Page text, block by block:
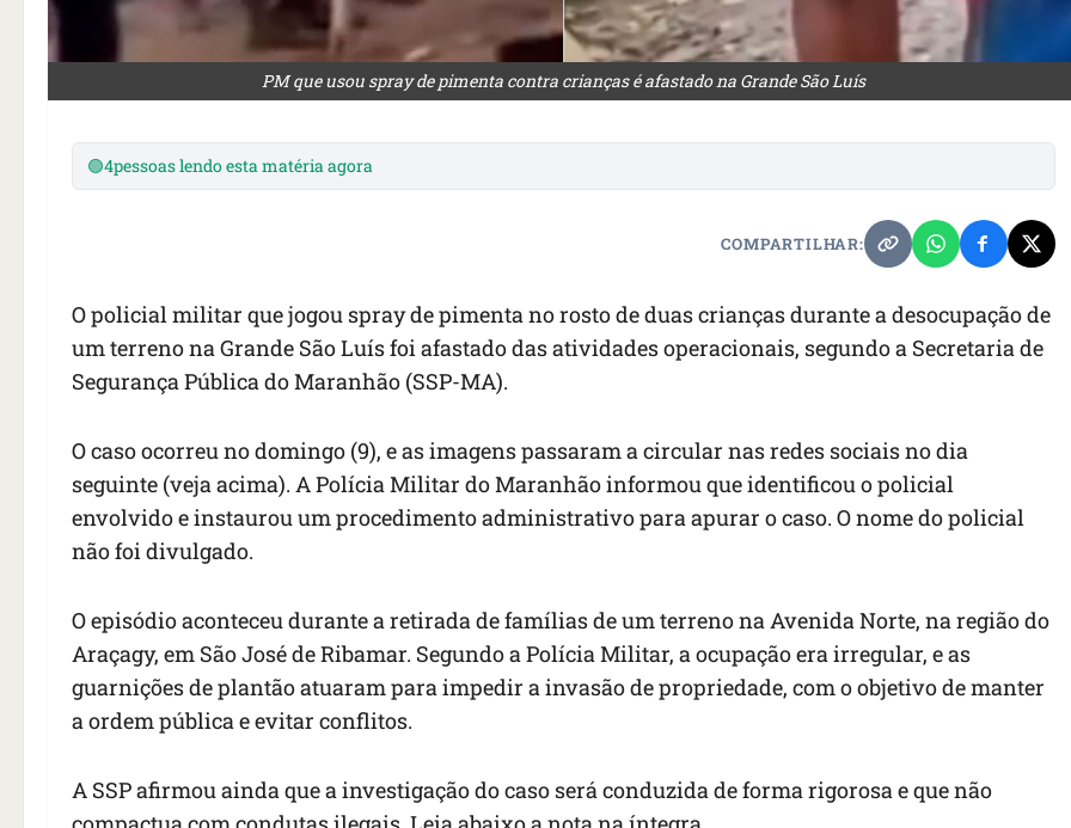
PM que usou spray de pimenta contra crianças é afastado na Grande São Luís
🟢4pessoas lendo esta matéria agora
COMPARTILHAR:
O policial militar que jogou spray de pimenta no rosto de duas crianças durante a desocupação de
um terreno na Grande São Luís foi afastado das atividades operacionais, segundo a Secretaria de
Segurança Pública do Maranhão (SSP-MA).
O caso ocorreu no domingo (9), e as imagens passaram a circular nas redes sociais no dia
seguinte (veja acima). A Polícia Militar do Maranhão informou que identificou o policial
envolvido e instaurou um procedimento administrativo para apurar o caso. O nome do policial
não foi divulgado.
O episódio aconteceu durante a retirada de famílias de um terreno na Avenida Norte, na região do
Araçagy, em São José de Ribamar. Segundo a Polícia Militar, a ocupação era irregular, e as
guarnições de plantão atuaram para impedir a invasão de propriedade, com o objetivo de manter
a ordem pública e evitar conflitos.
A SSP afirmou ainda que a investigação do caso será conduzida de forma rigorosa e que não